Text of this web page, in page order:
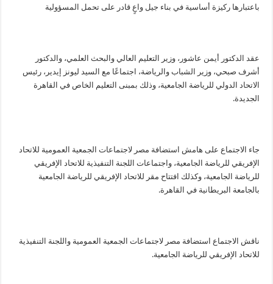
باعتبارها ركيزة أساسية في بناء جيل واعٍ قادر على تحمل المسؤولية
عقد الدكتور أيمن عاشور، وزير التعليم العالي والبحث العلمي، والدكتور
أشرف صبحي، وزير الشباب والرياضة، اجتماعًا مع السيد ليونز إيدير، رئيس
الاتحاد الدولي للرياضة الجامعية، وذلك بمبنى التعليم الخاص في القاهرة
الجديدة.
جاء الاجتماع على هامش استضافة مصر لاجتماعات الجمعية العمومية للاتحاد
الإفريقي للرياضة الجامعية، واجتماعات اللجنة التنفيذية للاتحاد الإفريقي
للرياضة الجامعية، وكذلك افتتاح مقر للاتحاد الإفريقي للرياضة الجامعية
بالجامعة البريطانية في القاهرة.
ناقش الاجتماع استضافة مصر لاجتماعات الجمعية العمومية واللجنة التنفيذية
للاتحاد الإفريقي للرياضة الجامعية.